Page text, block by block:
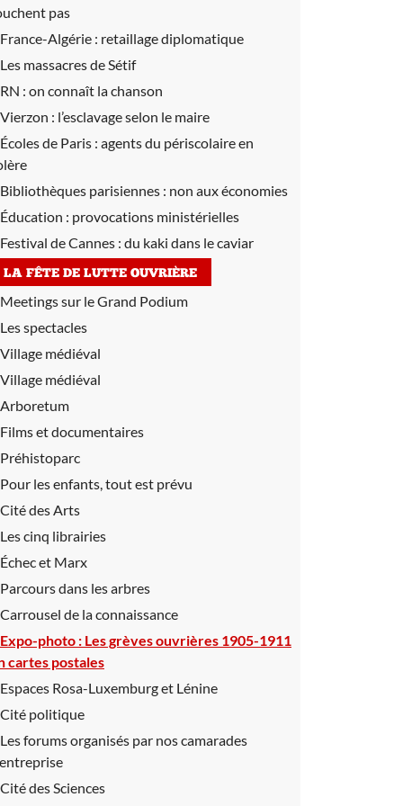
pas
France-Algérie : retaillage diplomatique
Les massacres de Sétif
RN : on connaît la chanson
Vierzon : l’esclavage selon le maire
Écoles de Paris : agents du périscolaire en
Bibliothèques parisiennes : non aux économies
Éducation : provocations ministérielles
Festival de Cannes : du kaki dans le caviar
LA FÊTE DE LUTTE OUVRIÈRE
Meetings sur le Grand Podium
Les spectacles
Village médiéval
Village médiéval
Arboretum
Films et documentaires
Préhistoparc
Pour les enfants, tout est prévu
Cité des Arts
Les cinq librairies
Échec et Marx
Parcours dans les arbres
Carrousel de la connaissance
Expo-photo : Les grèves ouvrières 1905-1911
cartes postales
Espaces Rosa-Luxemburg et Lénine
Cité politique
Les forums organisés par nos camarades
Cité des Sciences